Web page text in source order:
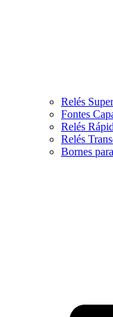
Relés
Fontes
Relés
Relés
Bornes